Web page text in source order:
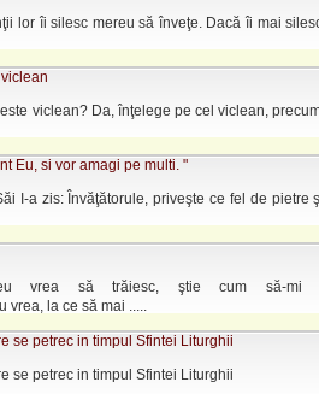
lor îi silesc mereu să înveţe. Dacă îi mai
viclean? Da, înţelege pe cel viclean,
Eu, si vor amagi pe multi. "
I-a zis: Învăţătorule, priveşte ce fel de pietre
vrea să trăiesc, ştie cum să-mi
vrea, la ce să mai .....
se petrec in timpul Sfintei Liturghii
se petrec in timpul Sfintei Liturghii